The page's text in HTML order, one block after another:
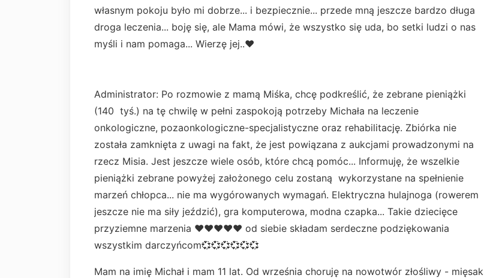
własnym pokoju było mi dobrze... i bezpiecznie... przede mną jeszcze bardzo długa
droga leczenia... boję się, ale Mama mówi, że wszystko się uda, bo setki ludzi o nas
myśli i nam pomaga... Wierzę jej..❤️
Administrator: Po rozmowie z mamą Miśka, chcę podkreślić, że zebrane pieniążki
(140 tyś.) na tę chwilę w pełni zaspokoją potrzeby Michała na leczenie
onkologiczne, pozaonkologiczne-specjalistyczne oraz rehabilitację. Zbiórka nie
została zamknięta z uwagi na fakt, że jest powiązana z aukcjami prowadzonymi na
rzecz Misia. Jest jeszcze wiele osób, które chcą pomóc... Informuję, że wszelkie
pieniążki zebrane powyżej założonego celu zostaną wykorzystane na spełnienie
marzeń chłopca... nie ma wygórowanych wymagań. Elektryczna hulajnoga (rowerem
jeszcze nie ma siły jeździć), gra komputerowa, modna czapka... Takie dziecięce
przyziemne marzenia ❤️❤️❤️❤️❤️ od siebie składam serdeczne podziękowania
wszystkim darczyńcom💞💞💞💞💞💞
Mam na imię Michał i mam 11 lat. Od września choruję na nowotwór złośliwy - mięsak